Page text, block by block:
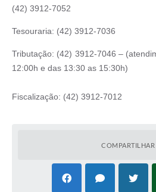
Links
Agenda
SIC
Briefing de Ações, Divulgações e Eventos
Telefones Úteis
(42) 3912-7052
Tesouraria: (42) 3912-7036
Tributação: (42) 3912-7046 –
12:00h e das 13:30 as 15:30h)
Fiscalização: (42) 3912-7012
COMPARTILHAR